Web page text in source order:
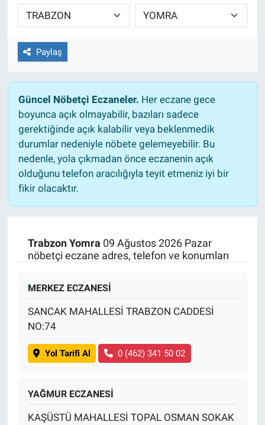
Paylaş
Güncel Nöbetçi Eczaneler. Her eczane gece
boyunca açık olmayabilir, bazıları sadece
gerektiğinde açık kalabilir veya beklenmedik
durumlar nedeniyle nöbete gelemeyebilir. Bu
nedenle, yola çıkmadan önce eczanenin açık
olduğunu telefon aracılığıyla teyit etmeniz iyi bir
fikir olacaktır.
Trabzon Yomra 09 Ağustos 2026 Pazar
nöbetçi eczane adres, telefon ve konumları
MERKEZ ECZANESİ
SANCAK MAHALLESİ TRABZON CADDESİ
NO:74
Yol Tarifi Al 0 (462) 341 50 02
YAĞMUR ECZANESİ
KAŞÜSTÜ MAHALLESİ TOPAL OSMAN SOKAK
TEKNOLOJİ
Dünya
İlçeler
MAGAZİN
Bilim, Teknoloji
ASAYİŞ
EĞİTİM
BİLİM VE TEKNOLOJİ
Güvenlik
Bölge